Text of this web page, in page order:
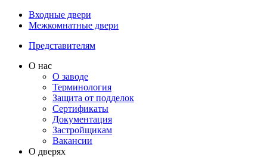
Входные двери
Межкомнатные двери
Представителям
О нас
О заводе
Терминология
Защита от подделок
Сертификаты
Документация
Застройщикам
Вакансии
О дверях